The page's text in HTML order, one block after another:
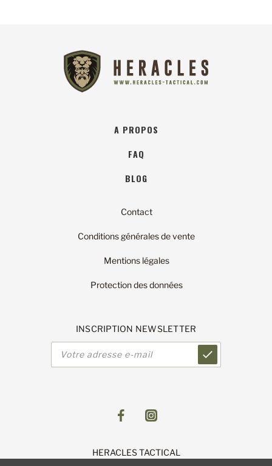
A PROPOS
FAQ
BLOG
Contact
Conditions générales de vente
Mentions légales
Protection des données
INSCRIPTION NEWSLETTER
HERACLES TACTICAL